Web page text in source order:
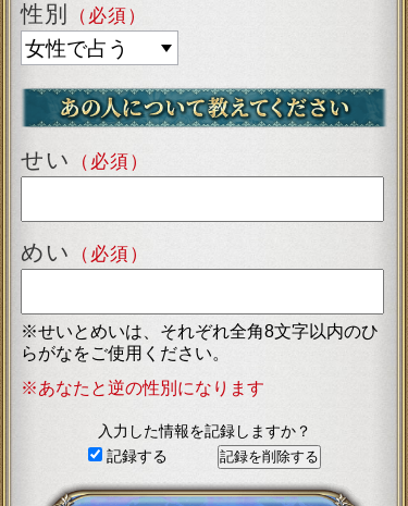
性別 （必須）
せい （必須）
めい （必須）
※せいとめいは、それぞれ全角8文字以内のひ
らがなをご使用ください。
※あなたと逆の性別になります
入力した情報を記録しますか？
記録する